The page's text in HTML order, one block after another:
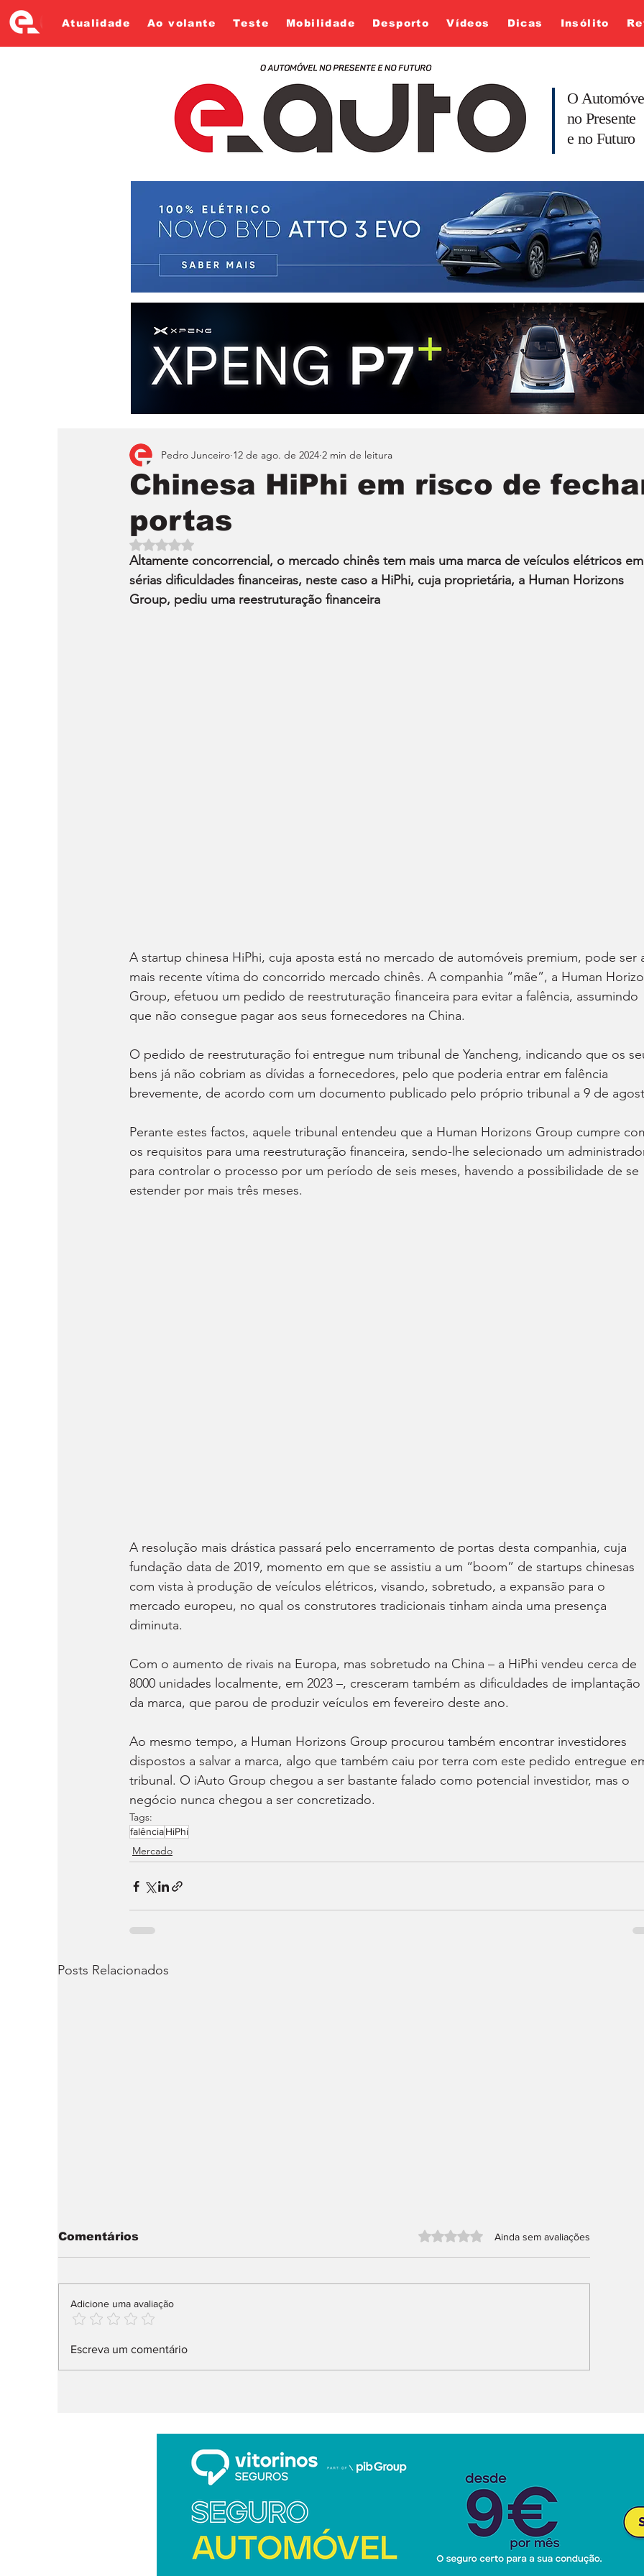
Atualidade Ao volante Teste Mobilidade Desporto Vídeos Dicas Insólito
O
no Presente
e no Futuro
Chinesa HiPhi em risco de
portas
Pedro Junceiro 12 de ago. de 2024 2 min de leitura
Avaliado com NaN de 5 estrelas.
Altamente concorrencial, o mercado chinês tem mais uma marca de veículos elétricos
sérias dificuldades financeiras, neste caso a HiPhi, cuja proprietária, a Human Horizons
Group, pediu uma reestruturação financeira
A startup chinesa HiPhi, cuja aposta está no mercado de automóveis premium, pode ser
mais recente vítima do concorrido mercado chinês. A companhia “mãe”, a Human
Group, efetuou um pedido de reestruturação financeira para evitar a falência, assumindo
que não consegue pagar aos seus fornecedores na China.
O pedido de reestruturação foi entregue num tribunal de Yancheng, indicando que os
bens já não cobriam as dívidas a fornecedores, pelo que poderia entrar em falência
brevemente, de acordo com um documento publicado pelo próprio tribunal a 9 de
Perante estes factos, aquele tribunal entendeu que a Human Horizons Group cumpre
os requisitos para uma reestruturação financeira, sendo-lhe selecionado um
para controlar o processo por um período de seis meses, havendo a possibilidade de se
estender por mais três meses.
A resolução mais drástica passará pelo encerramento de portas desta companhia, cuja
fundação data de 2019, momento em que se assistiu a um “boom” de startups chinesas
com vista à produção de veículos elétricos, visando, sobretudo, a expansão para o
mercado europeu, no qual os construtores tradicionais tinham ainda uma presença
diminuta.
Com o aumento de rivais na Europa, mas sobretudo na China – a HiPhi vendeu cerca de
8000 unidades localmente, em 2023 –, cresceram também as dificuldades de implantação
da marca, que parou de produzir veículos em fevereiro deste ano.
Ao mesmo tempo, a Human Horizons Group procurou também encontrar investidores
dispostos a salvar a marca, algo que também caiu por terra com este pedido entregue
tribunal. O iAuto Group chegou a ser bastante falado como potencial investidor, mas o
negócio nunca chegou a ser concretizado.
Tags:
falênciaHiPhi
Mercado
Posts Relacionados
Audi Q9 SUV direto ao
luxo e na inteligência
Comentários Avaliado com 0 de 5 estrelas.
Ainda sem avaliações
Adicione uma avaliação
Escreva um comentário